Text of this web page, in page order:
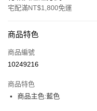
宅配滿NT$1,800免運
信用卡一次付款
LINE Pay
街口支付
商品特色
商品編號
10249216
商品特色
商品主色:藍色